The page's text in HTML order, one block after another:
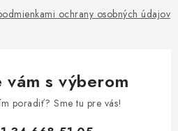
ochrany osobných údajov
vám s výberom
poradiť? Sme tu pre vás!